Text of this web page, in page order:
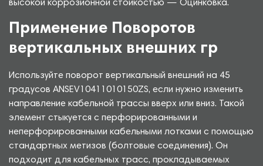
высокой коррозионной стойкостью — Оцинковка.
Применение Поворотов
вертикальных внешних гр
Используйте поворот вертикальный внешний на 45
градусов ANSEV10411010150ZS, если нужно изменить
направление кабельной трассы вверх или вниз. Такой
элемент стыкуется с перфорированными и
неперфорированными кабельными лотками с помощью
стандартных метизов (болтовые соединения). Он
подходит для кабельных трасс, прокладываемых